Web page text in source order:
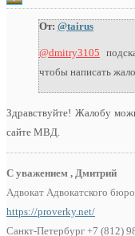
От: @tairus
@dmitry3105
чтобы написать
Здравствуйте! Жалобу
сайте МВД.
С уважением , Дмитрий
Адвокат Адвокатского
https://proverky.net/
Санкт-Петербург +7 (812)